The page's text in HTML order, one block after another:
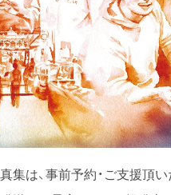
集は、事前予約・ご支援頂